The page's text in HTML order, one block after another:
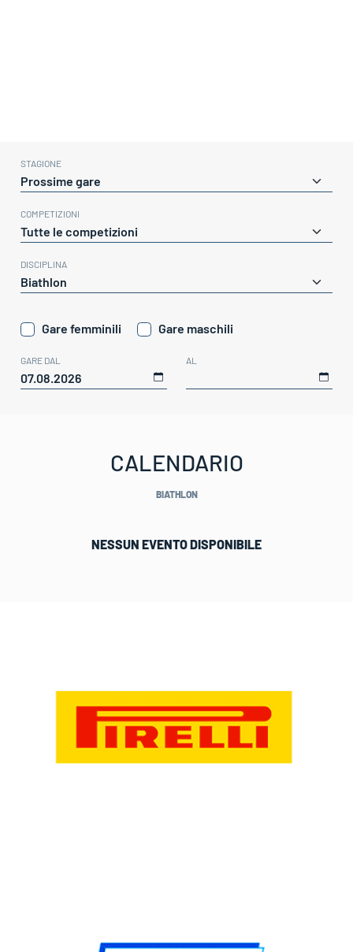
STAGIONE
COMPETIZIONI
DISCIPLINA
Gare femminili Gare maschili
GARE DAL AL
CALENDARIO
BIATHLON
NESSUN EVENTO DISPONIBILE